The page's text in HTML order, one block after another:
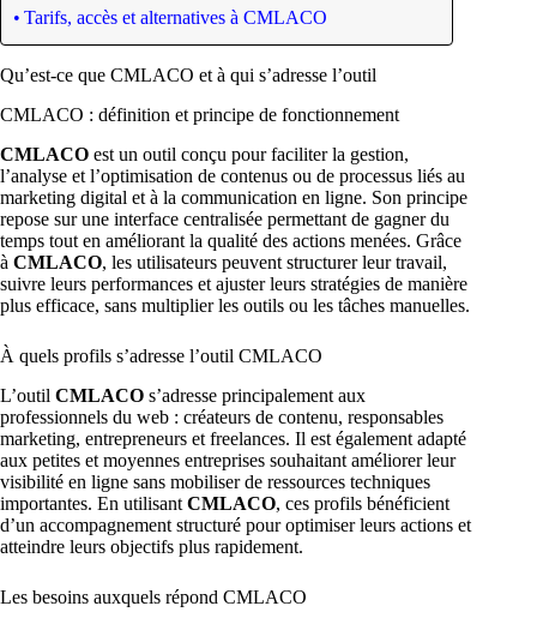
Tarifs, accès et alternatives à CMLACO
Qu’est-ce que CMLACO et à qui s’adresse l’outil
CMLACO : définition et principe de fonctionnement
CMLACO est un outil conçu pour faciliter la gestion,
l’analyse et l’optimisation de contenus ou de processus liés au
marketing digital et à la communication en ligne. Son principe
repose sur une interface centralisée permettant de gagner du
temps tout en améliorant la qualité des actions menées. Grâce
à CMLACO, les utilisateurs peuvent structurer leur travail,
suivre leurs performances et ajuster leurs stratégies de manière
plus efficace, sans multiplier les outils ou les tâches manuelles.
À quels profils s’adresse l’outil CMLACO
L’outil CMLACO s’adresse principalement aux
professionnels du web : créateurs de contenu, responsables
marketing, entrepreneurs et freelances. Il est également adapté
aux petites et moyennes entreprises souhaitant améliorer leur
visibilité en ligne sans mobiliser de ressources techniques
importantes. En utilisant CMLACO, ces profils bénéficient
d’un accompagnement structuré pour optimiser leurs actions et
atteindre leurs objectifs plus rapidement.
Les besoins auxquels répond CMLACO